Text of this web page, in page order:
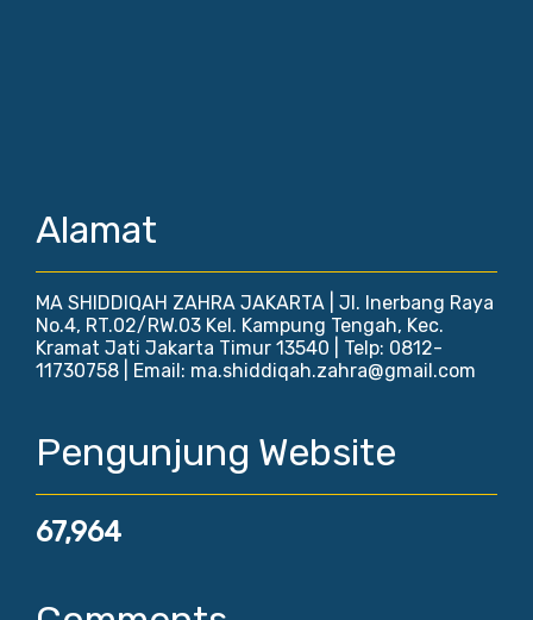
Alamat
MA SHIDDIQAH ZAHRA JAKARTA | Jl. Inerbang Raya
No.4, RT.02/RW.03 Kel. Kampung Tengah, Kec.
Kramat Jati Jakarta Timur 13540 | Telp: 0812-
11730758 | Email: ma.shiddiqah.zahra@gmail.com
Pengunjung Website
67,964